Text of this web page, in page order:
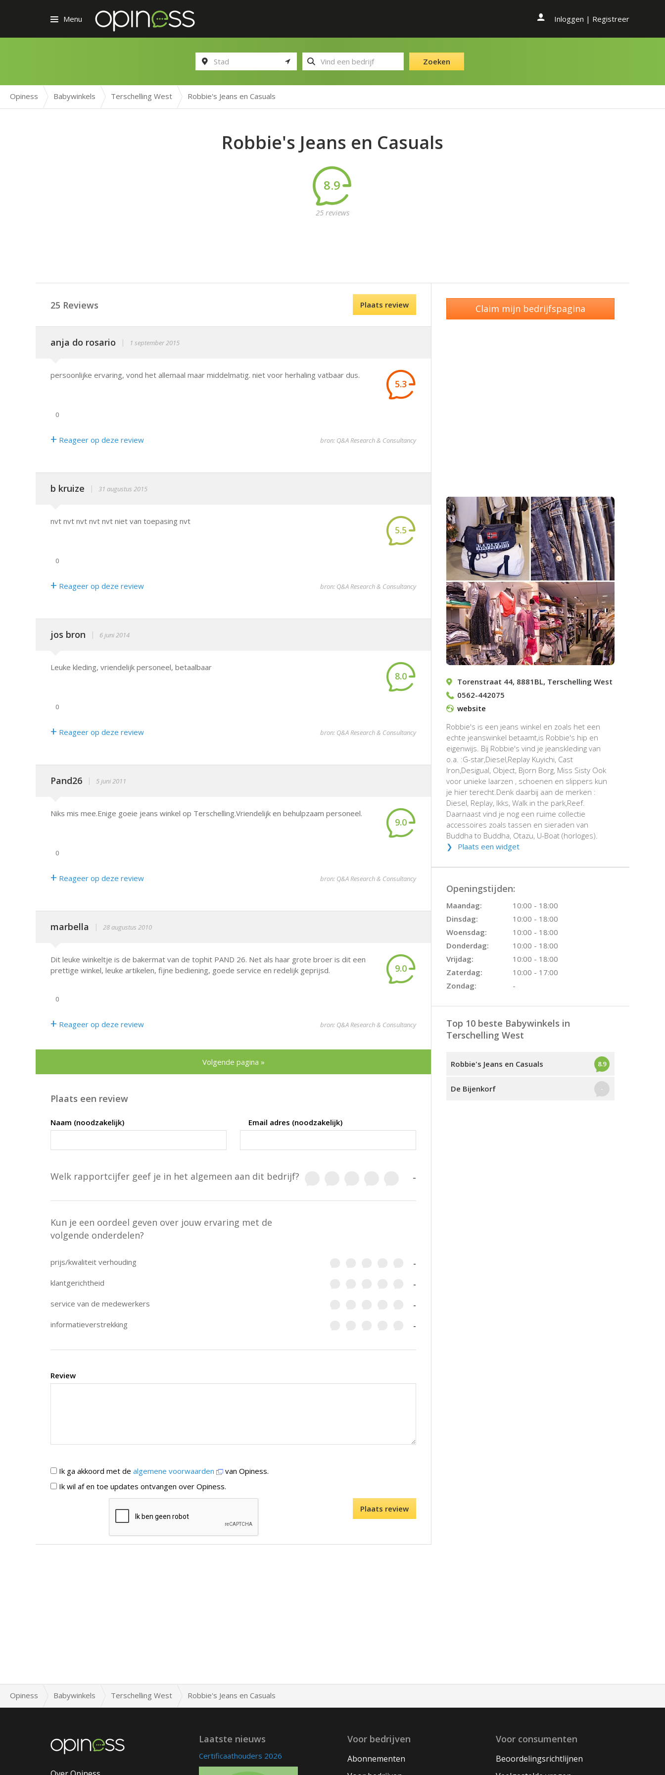
Menu Inloggen | Registreer
Zoeken
Opiness Babywinkels Terschelling West Robbie's Jeans en Casuals
Robbie's Jeans en Casuals
8.9
25 reviews
25 Reviews Plaats review
anja do rosario | 1 september 2015
persoonlijke ervaring, vond het allemaal maar middelmatig. niet voor herhaling vatbaar dus.
5.3
0
+ Reageer op deze review bron: Q&A Research & Consultancy
b kruize | 31 augustus 2015
nvt nvt nvt nvt nvt niet van toepasing nvt
5.5
0
+ Reageer op deze review bron: Q&A Research & Consultancy
jos bron | 6 juni 2014
Leuke kleding, vriendelijk personeel, betaalbaar
8.0
0
+ Reageer op deze review bron: Q&A Research & Consultancy
Pand26 | 5 juni 2011
Niks mis mee.Enige goeie jeans winkel op Terschelling.Vriendelijk en behulpzaam personeel.
9.0
0
+ Reageer op deze review bron: Q&A Research & Consultancy
marbella | 28 augustus 2010
Dit leuke winkeltje is de bakermat van de tophit PAND 26. Net als haar grote broer is dit een
prettige winkel, leuke artikelen, fijne bediening, goede service en redelijk geprijsd.
9.0
0
+ Reageer op deze review bron: Q&A Research & Consultancy
Volgende pagina »
Plaats een review
Naam (noodzakelijk) Email adres (noodzakelijk)
Welk rapportcijfer geef je in het algemeen aan dit bedrijf? -
Kun je een oordeel geven over jouw ervaring met de
volgende onderdelen?
prijs/kwaliteit verhouding
-
klantgerichtheid
-
service van de medewerkers
-
informatieverstrekking
-
Review
Ik ga akkoord met de algemene voorwaarden
van Opiness.
Ik wil af en toe updates ontvangen over Opiness.
Claim mijn bedrijfspagina
Torenstraat 44, 8881BL, Terschelling West
0562-442075
website
Robbie's is een jeans winkel en zoals het een
echte jeanswinkel betaamt,is Robbie's hip en
eigenwijs. Bij Robbie's vind je jeanskleding van
o.a. :G-star,Diesel,Replay Kuyichi, Cast
Iron,Desigual, Object, Bjorn Borg, Miss Sisty Ook
voor unieke laarzen , schoenen en slippers kun
je hier terecht.Denk daarbij aan de merken :
Diesel, Replay, Ikks, Walk in the park,Reef.
Daarnaast vind je nog een ruime collectie
accessoires zoals tassen en sieraden van
Buddha to Buddha, Otazu, U-Boat (horloges).
Plaats een widget
Openingstijden:
Maandag:
10:00 - 18:00
Dinsdag:
10:00 - 18:00
Woensdag:
10:00 - 18:00
Donderdag:
10:00 - 18:00
Vrijdag:
10:00 - 18:00
Zaterdag:
10:00 - 17:00
Zondag:
-
Top 10 beste Babywinkels in
Terschelling West
Robbie's Jeans en Casuals 8.9
De Bijenkorf -
Opiness Babywinkels Terschelling West Robbie's Jeans en Casuals
Laatste nieuws
Certificaathouders 2026
Voor bedrijven
Abonnementen
Voor consumenten
Beoordelingsrichtlijnen